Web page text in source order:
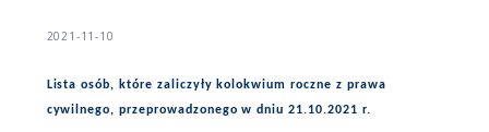
2021-11-10
Lista osób, które zaliczyły kolokwium roczne z prawa
cywilnego, przeprowadzonego w dniu 21.10.2021 r.